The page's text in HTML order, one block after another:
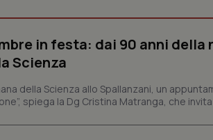
in festa: dai 90 anni della
Scienza
della Scienza allo Spallanzani, un
spiega la Dg Cristina Matranga, che invita
a rendere fruibile il sito web abilitandone
del sito. Il sito web non è in grado di funzionare
YouTube
5 mesi 4